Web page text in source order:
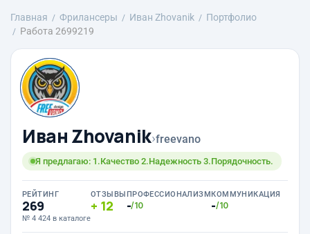
Главная Фрилансеры Иван Zhovanik
Портфолио
Работа 2699219
Иван Zhovanik›freevano
Я предлагаю: 1.Качество 2.Надежность 3.Порядочность.
РЕЙТИНГ
269
№ 4 424 в каталоге
ОТЗЫВЫ
12
ПРОФЕССИОНАЛИЗМ
-/10
КОММУНИКАЦИЯ
-/10